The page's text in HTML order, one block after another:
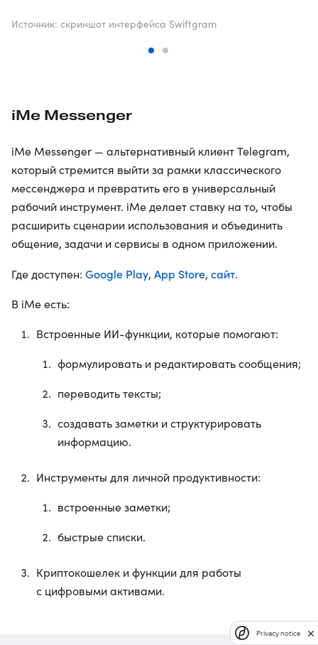
Источник: скриншот интерфейса Swiftgram
iMe Messenger
iMe Messenger — альтернативный клиент Telegram,
который стремится выйти за рамки классического
мессенджера и превратить его в универсальный
рабочий инструмент. iMe делает ставку на то, чтобы
расширить сценарии использования и объединить
общение, задачи и сервисы в одном приложении.
Где доступен: Google Play, App Store, сайт.
В iMe есть:
Встроенные ИИ-функции, которые помогают:
формулировать и редактировать сообщения;
переводить тексты;
создавать заметки и структурировать
информацию.
Инструменты для личной продуктивности:
встроенные заметки;
быстрые списки.
Криптокошелек и функции для работы
с цифровыми активами.
Privacy notice